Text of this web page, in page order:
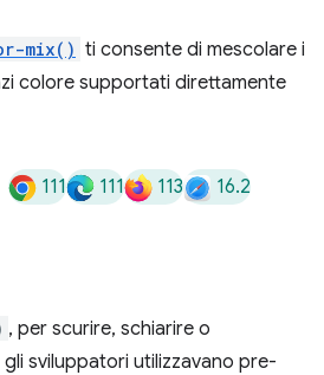
mix() ti consente di mescolare i
colore supportati direttamente
111 111 113 16.2
, per scurire, schiarire o
sviluppatori utilizzavano pre-